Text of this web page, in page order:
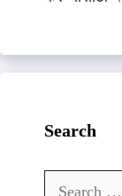
Search
Search